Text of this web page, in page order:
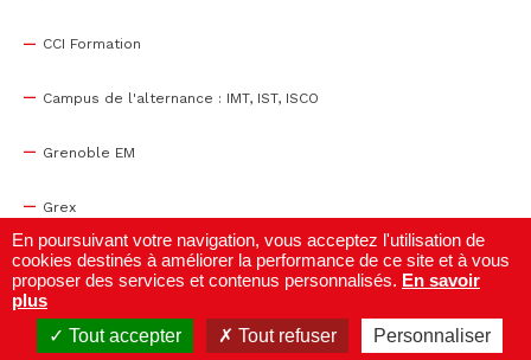
CCI Formation
Campus de l'alternance : IMT, IST, ISCO
Grenoble EM
Grex
WTC Grenoble
Centre de congrès
En poursuivant votre navigation, vous acceptez l'utilisation de
cookies destinés à améliorer la performance de ce site et à vous
proposer des services et contenus personnalisés. En savoir
plus
Tout accepter
Tout refuser Personnaliser